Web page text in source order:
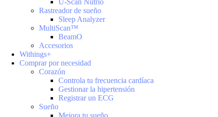
U-Scan Nutrio
Rastreador de sueño
Sleep Analyzer
MultiScan™
BeamO
Accesorios
Withings+
Comprar por necesidad
Corazón
Controla tu frecuencia cardíaca
Gestionar la hipertensión
Registrar un ECG
Sueño
Mejora tu sueño